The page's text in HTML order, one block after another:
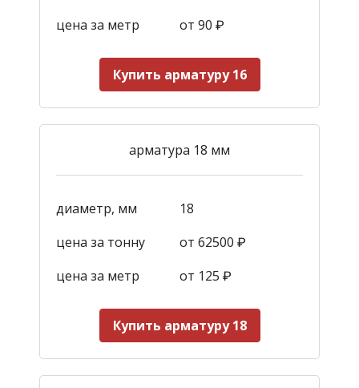
цена за метр от 90 ₽
Купить арматуру 16
арматура 18 мм
диаметр, мм
18
цена за тонну
от 62500 ₽
цена за метр
от 125 ₽
Купить арматуру 18